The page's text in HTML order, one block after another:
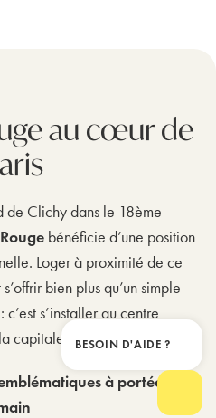
au cœur de
de Clichy dans le 18ème
bénéficie d’une position
Loger à proximité de ce
bien plus qu’un simple
s’installer au centre
capitale française.
à portée de
BESOIN D'AIDE ?